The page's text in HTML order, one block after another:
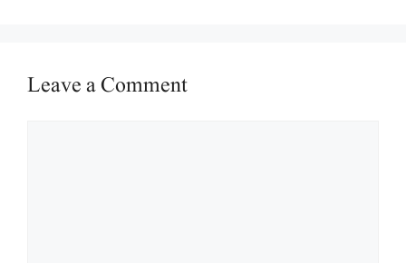
Leave a Comment